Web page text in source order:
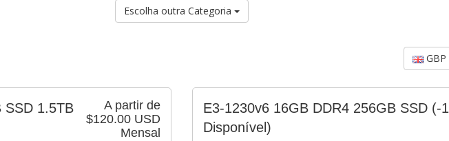
Escolha outra Categoria
GBP
A partir de
$120.00 USD
Mensal
SSD 1.5TB E3-1230v6 16GB DDR4 256GB SSD (-1
Disponível)